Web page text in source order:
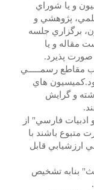
و يا شوراي
پژوهشي و
برگزاري جلسه
مقاله و يا
صورت پذيرد.
مقاطع رسمـــــي
هاي
و گرايش
ادبيات فارسي" از
متبوع باشند با
ارزشيابي قابل
بنابه تشخيص